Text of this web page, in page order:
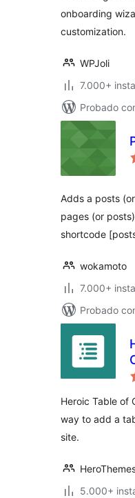
onboarding
customization.
WPJoli
7.000+
Probado
Adds a posts
pages (or
shortcode
wokamoto
7.000+
Probado
Heroic Table of
way to add a
site.
5.000+